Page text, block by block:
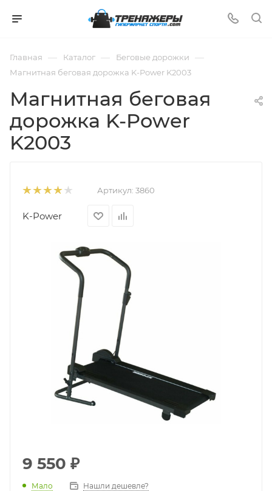
Главная — Каталог — Беговые дорожки —
Магнитная беговая дорожка K-Power K2003
Магнитная беговая
дорожка K-Power
K2003
Артикул: 3860
K-Power
9 550 ₽
Мало Нашли дешевле?